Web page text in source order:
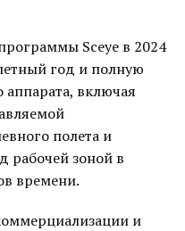
Sceye в 2024
год и полную
аппарата, включая
полета и
рабочей зоной в
времени.
и